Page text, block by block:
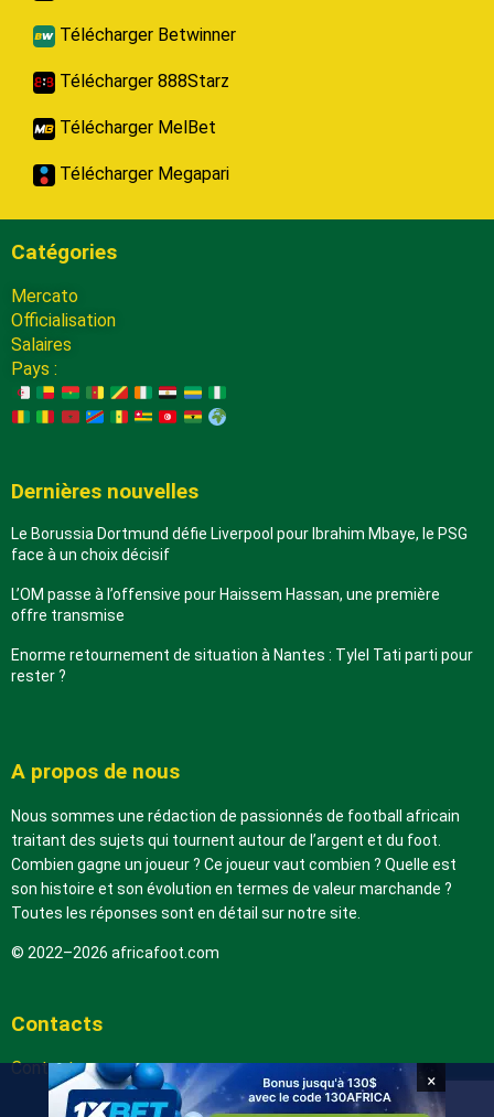
Télécharger Betwinner
Télécharger 888Starz
Télécharger MelBet
Télécharger Megapari
Catégories
Mercato
Officialisation
Salaires
Pays :
Dernières nouvelles
Le Borussia Dortmund défie Liverpool pour Ibrahim Mbaye, le PSG
face à un choix décisif
L’OM passe à l’offensive pour Haissem Hassan, une première
offre transmise
Enorme retournement de situation à Nantes : Tylel Tati parti pour
rester ?
A propos de nous
Nous sommes une rédaction de passionnés de football africain
traitant des sujets qui tournent autour de l’argent et du foot.
Combien gagne un joueur ? Ce joueur vaut combien ? Quelle est
son histoire et son évolution en termes de valeur marchande ?
Toutes les réponses sont en détail sur notre site.
© 2022–2026 africafoot.com
Contacts
Contactez-nous ×